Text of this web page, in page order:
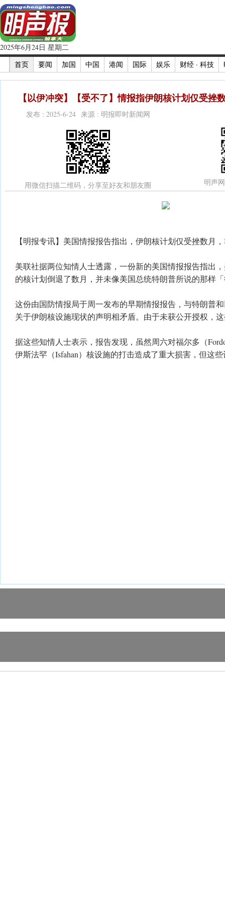
2025年6月24日 星期二
首页
要闻 加国 中国 港闻 国际 娱乐 财经 · 科技
【以伊冲突】【受不了】情报指伊朗核计划仅受挫
发布 : 2025-6-24 来源 : 明报即时新闻网
用微信扫描二维码，分享至好友和朋友圈 明声
【明报专讯】美国情报报告指出，伊朗核计划仅受挫数月
美联社据两位知情人士透露，一份新的美国情报报告指出
的核计划倒退了数月，并未像美国总统特朗普所说的那样
这份由国防情报局于周一发布的早期情报报告，与特朗普
关于伊朗核设施现状的声明相矛盾。由于未获公开授权，
据这些知情人士表示，报告发现，虽然周六对福尔多（
伊斯法罕（Isfahan）核设施的打击造成了重大损害，但这